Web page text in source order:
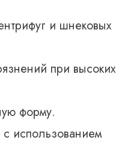
и шнековых
при высоких
форму.
использованием